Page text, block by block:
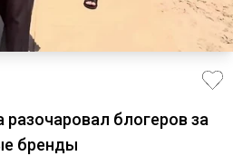
разочаровал блогеров за
бренды